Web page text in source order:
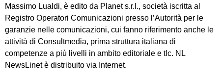
Massimo Lualdi, è edito da Planet s.r.l., società iscritta al
Registro Operatori Comunicazioni presso l’Autorità per le
garanzie nelle comunicazioni, cui fanno riferimento anche le
attività di Consultmedia, prima struttura italiana di
competenze a più livelli in ambito editoriale e tlc. NL
NewsLinet è distribuito via Internet.